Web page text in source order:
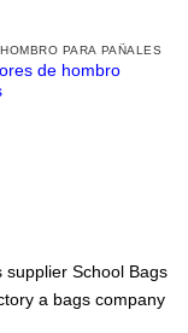
PARA PAÑALES
de hombro
supplier School Bags
a bags company